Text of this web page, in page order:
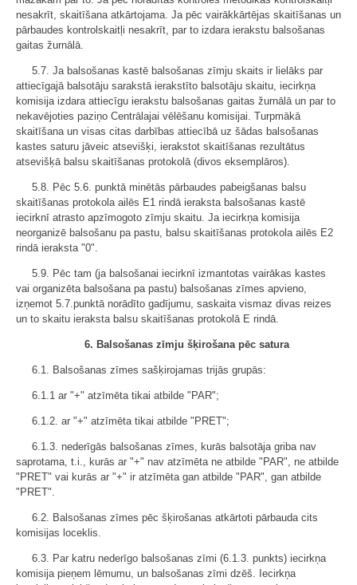
nesakrīt, skaitīšana atkārtojama. Ja pēc vairākkārtējas skaitīšanas un
pārbaudes kontrolskaitļi nesakrīt, par to izdara ierakstu balsošanas
gaitas žurnālā.
5.7. Ja balsošanas kastē balsošanas zīmju skaits ir lielāks par
attiecīgajā balsotāju sarakstā ierakstīto balsotāju skaitu, iecirkņa
komisija izdara attiecīgu ierakstu balsošanas gaitas žurnālā un par to
nekavējoties paziņo Centrālajai vēlēšanu komisijai. Turpmākā
skaitīšana un visas citas darbības attiecībā uz šādas balsošanas
kastes saturu jāveic atsevišķi, ierakstot skaitīšanas rezultātus
atsevišķā balsu skaitīšanas protokolā (divos eksemplāros).
5.8. Pēc 5.6. punktā minētās pārbaudes pabeigšanas balsu
skaitīšanas protokola ailēs E1 rindā ieraksta balsošanas kastē
iecirknī atrasto apzīmogoto zīmju skaitu. Ja iecirkņa komisija
neorganizē balsošanu pa pastu, balsu skaitīšanas protokola ailēs E2
rindā ieraksta "0".
5.9. Pēc tam (ja balsošanai iecirknī izmantotas vairākas kastes
vai organizēta balsošana pa pastu) balsošanas zīmes apvieno,
izņemot 5.7.punktā norādīto gadījumu, saskaita vismaz divas reizes
un to skaitu ieraksta balsu skaitīšanas protokolā E rindā.
6. Balsošanas zīmju šķirošana pēc satura
6.1. Balsošanas zīmes sašķirojamas trijās grupās:
6.1.1 ar "+" atzīmēta tikai atbilde "PAR";
6.1.2. ar "+" atzīmēta tikai atbilde "PRET";
6.1.3. nederīgās balsošanas zīmes, kurās balsotāja griba nav
saprotama, t.i., kurās ar "+" nav atzīmēta ne atbilde "PAR", ne atbilde
"PRET" vai kurās ar "+" ir atzīmēta gan atbilde "PAR", gan atbilde
"PRET".
6.2. Balsošanas zīmes pēc šķirošanas atkārtoti pārbauda cits
komisijas loceklis.
6.3. Par katru nederīgo balsošanas zīmi (6.1.3. punkts) iecirkņa
komisija pieņem lēmumu, un balsošanas zīmi dzēš. Iecirkņa